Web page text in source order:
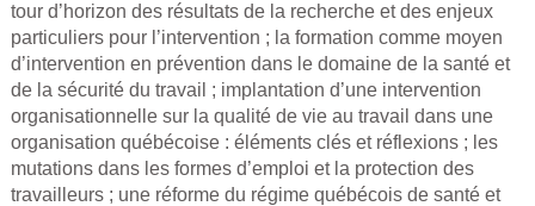
tour d’horizon des résultats de la recherche et des enjeux
particuliers pour l’intervention ; la formation comme moyen
d’intervention en prévention dans le domaine de la santé et
de la sécurité du travail ; implantation d’une intervention
organisationnelle sur la qualité de vie au travail dans une
organisation québécoise : éléments clés et réflexions ; les
mutations dans les formes d’emploi et la protection des
travailleurs ; une réforme du régime québécois de santé et